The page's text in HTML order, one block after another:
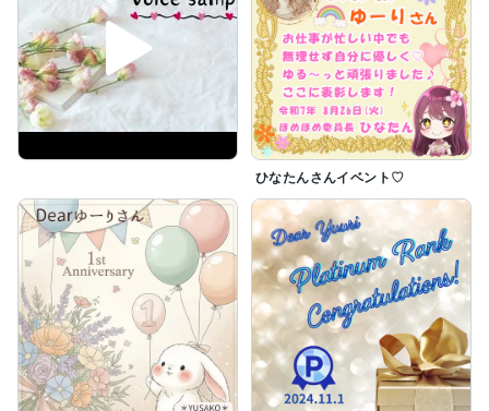
みなさんの気持ちが少しでも軽くなりますように
(*´-`)⁎⁺✧
ひなたんさんイベント♡